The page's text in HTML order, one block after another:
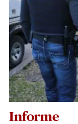
Informe